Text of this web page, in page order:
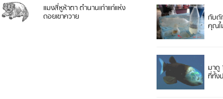
แมงสี่หูห้าตา ตำนานเก่าแก่แห่ง
ดอยเขาควาย กับดั
คุณไ
มาดู
ที่ทั้ง